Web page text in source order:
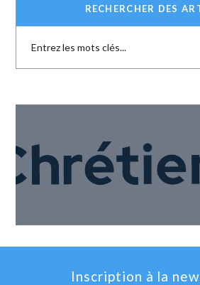
RECHERCHER DES
Inscription à la